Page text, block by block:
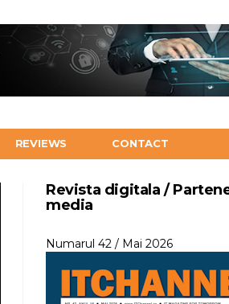
REVIEWS CONTACT
Revista digitala /
media
Numarul 42 / Mai 2026